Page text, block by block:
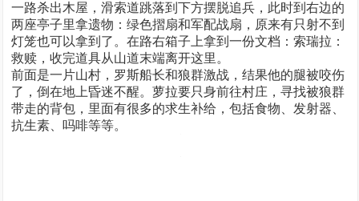
一路杀出木屋，滑索道跳落到下方摆脱追兵，此时到右边的
两座亭子里拿遗物：绿色摺扇和军配战扇，原来有只射不到
灯笼也可以拿到了。在路右箱子上拿到一份文档：索瑞拉：
救赎，收完道具从山道末端离开这里。
前面是一片山村，罗斯船长和狼群激战，结果他的腿被咬伤
了，倒在地上昏迷不醒。萝拉要只身前往村庄，寻找被狼群
带走的背包，里面有很多的求生补给，包括食物、发射器、
抗生素、吗啡等等。